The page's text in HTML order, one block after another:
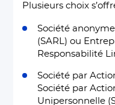
Plusieurs choix
Société
(SARL) ou
Responsabilité
Société par
Société par
Unipersonnelle